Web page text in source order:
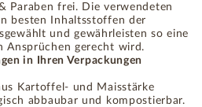
Paraben frei. Die verwendeten
besten Inhaltsstoffen der
und gewährleisten so eine
Ansprüchen gerecht wird.
in Ihren Verpackungen
Kartoffel- und Maisstärke
abbaubar und kompostierbar.